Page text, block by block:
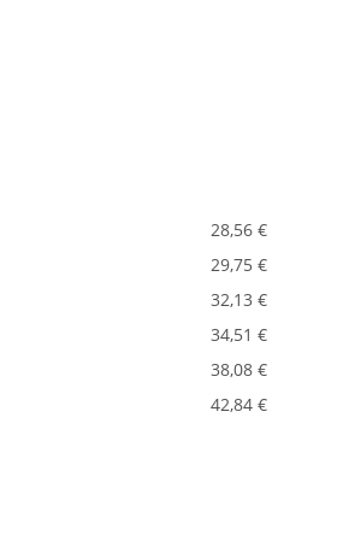
28,56 €
29,75 €
32,13 €
34,51 €
38,08 €
42,84 €